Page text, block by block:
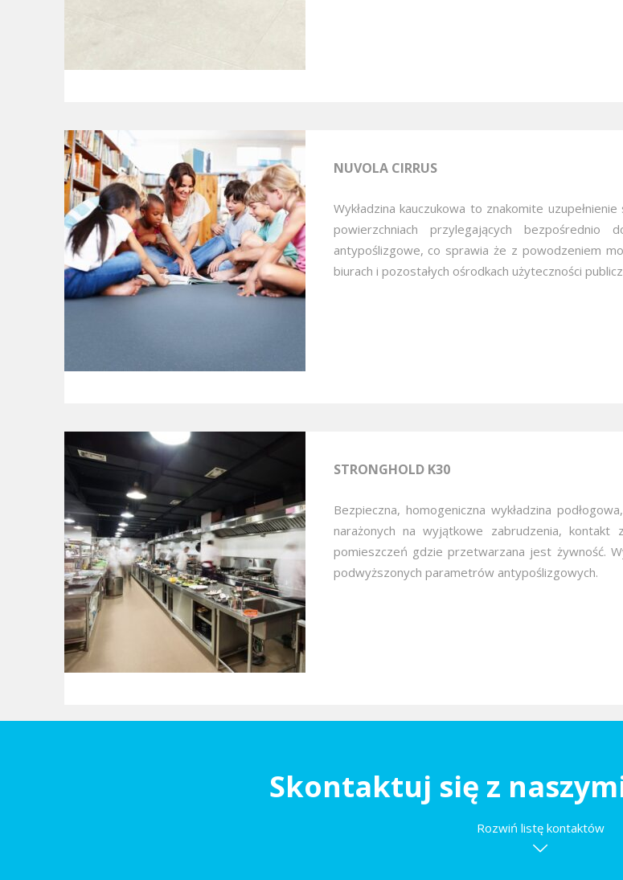
NUVOLA CIRRUS
Wykładzina kauczukowa to znakomite
powierzchniach przylegających
antypoślizgowe, co sprawia że z powodzeniem
biurach i pozostałych ośrodkach użyteczności
STRONGHOLD K30
Bezpieczna, homogeniczna wykładzina
narażonych na wyjątkowe zabrudzenia,
pomieszczeń gdzie przetwarzana jest żywność.
podwyższonych parametrów antypoślizgowych.
Skontaktuj się z
Rozwiń listę kontaktów